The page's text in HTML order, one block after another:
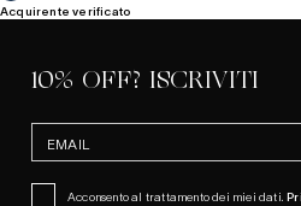
Acquirente verificato
10% OFF? ISCRIVITI
Acconsento al trattamento dei miei dati.